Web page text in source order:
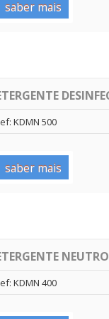
saber mais
KDMN 500
saber mais
KDMN 400